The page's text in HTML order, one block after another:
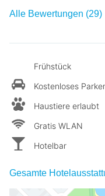
Alle Bewertungen (29)
Frühstück
Kostenloses
Haustiere erlaubt
Gratis WLAN
Hotelbar
Gesamte